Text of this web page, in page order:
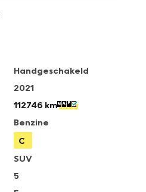
Handgeschakeld
2021
112746 km
Benzine
C
SUV
5